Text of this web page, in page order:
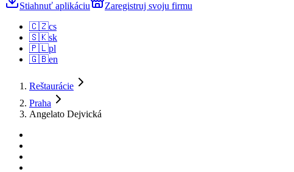
Stiahnuť aplikáciu
Zaregistruj svoju firmu
🇨🇿cs
🇸🇰sk
🇵🇱pl
🇬🇧en
Reštaurácie
Praha
Angelato Dejvická